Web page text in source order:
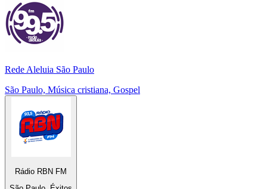
Rede Aleluia São Paulo
São Paulo, Música cristiana, Gospel
Rádio RBN FM